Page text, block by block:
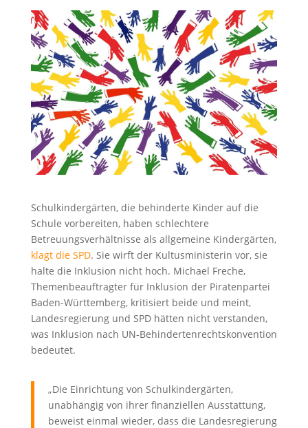
Schulkindergärten, die behinderte Kinder auf die
Schule vorbereiten, haben schlechtere
Betreuungsverhältnisse als allgemeine Kindergärten,
klagt die SPD. Sie wirft der Kultusministerin vor, sie
halte die Inklusion nicht hoch. Michael Freche,
Themenbeauftragter für Inklusion der Piratenpartei
Baden-Württemberg, kritisiert beide und meint,
Landesregierung und SPD hätten nicht verstanden,
was Inklusion nach UN-Behindertenrechtskonvention
bedeutet.
„Die Einrichtung von Schulkindergärten,
unabhängig von ihrer finanziellen Ausstattung,
beweist einmal wieder, dass die Landesregierung